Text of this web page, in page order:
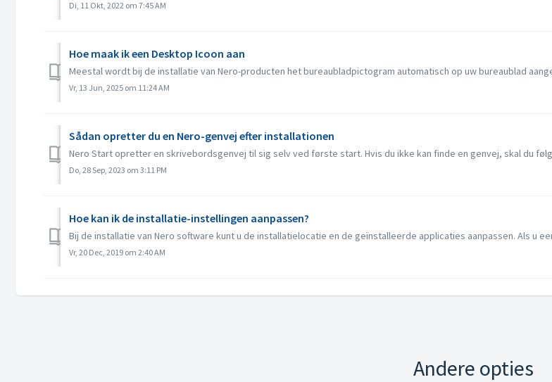
Di, 11 Okt, 2022 om 7:45 AM
Hoe maak ik een Desktop Icoon aan
Meestal wordt bij de installatie van Nero-producten het bureaubladpictogram automatisch op uw bureaublad
Vr, 13 Jun, 2025 om 11:24 AM
Sådan opretter du en Nero-genvej efter installationen
Nero Start opretter en skrivebordsgenvej til sig selv ved første start. Hvis du ikke kan finde en genvej, skal du
Do, 28 Sep, 2023 om 3:11 PM
Hoe kan ik de installatie-instellingen aanpassen?
Bij de installatie van Nero software kunt u de installatielocatie en de geïnstalleerde applicaties aanpassen. Als u
Vr, 20 Dec, 2019 om 2:40 AM
Andere opties